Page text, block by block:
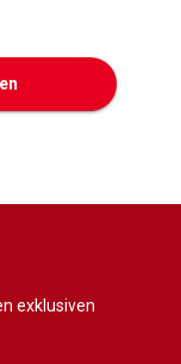
exklusiven